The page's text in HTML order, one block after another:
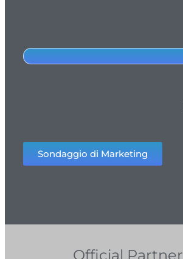
Sondaggio di Marketing
Official Partner